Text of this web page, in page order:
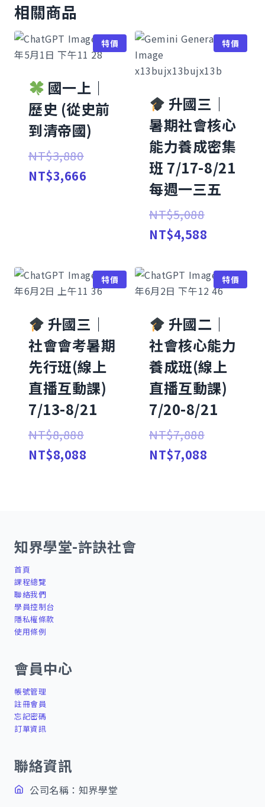
相關商品
特價
國一上｜
歷史 (從史前
到清帝國)
NT$3,880原
始
NT$3,880。
NT$3,666
特價
升國三｜
暑期社會核心
能力養成密集
班 7/17-8/21
每週一三五
NT$5,088原
始
格：
NT$5,088
NT$4,588
價
格：
特價
升國三｜
社會會考暑期
先行班(線上
直播互動課)
7/13-8/21
NT$8,888原
始
NT$8,088
特價
升國二｜
社會核心能力
養成班(線上
直播互動課)
7/20-8/21
NT$7,888原
始
NT$7,088
知界學堂-許訣社會
首頁
課程總覽
聯絡我們
學員控制台
隱私權條款
使用條例
會員中心
帳號管理
註冊會員
忘記密碼
訂單資訊
聯絡資訊
公司名稱：知界學堂